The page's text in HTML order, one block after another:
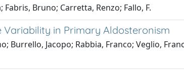
Bruno; Carretta, Renzo; Fallo, F.
in Primary Aldosteronism
Jacopo; Rabbia, Franco; Veglio,